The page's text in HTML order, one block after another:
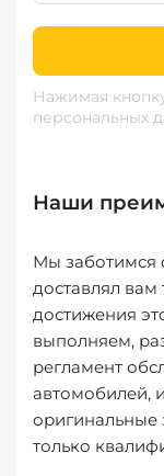
Нажимая
персональных
Наши
Мы заботимся
доставлял вам
достижения
выполняем,
регламент
автомобилей,
оригинальные
только